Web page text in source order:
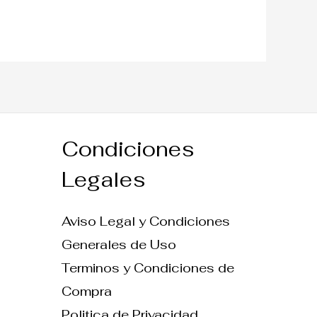
Condiciones
Legales
Aviso Legal y Condiciones
Generales de Uso
Terminos y Condiciones de
Compra